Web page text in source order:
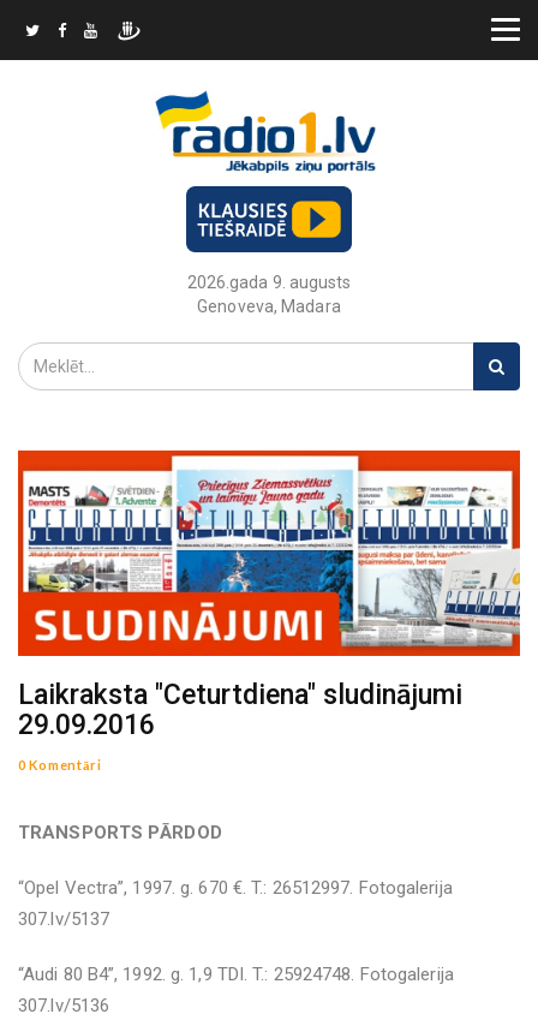
2026.gada 9. augusts
Genoveva, Madara
Laikraksta "Ceturtdiena" sludinājumi
29.09.2016
0 Komentāri
TRANSPORTS PĀRDOD
“Opel Vectra”, 1997. g. 670 €. T.: 26512997. Fotogalerija
307.lv/5137
“Audi 80 B4”, 1992. g. 1,9 TDI. T.: 25924748. Fotogalerija
307.lv/5136